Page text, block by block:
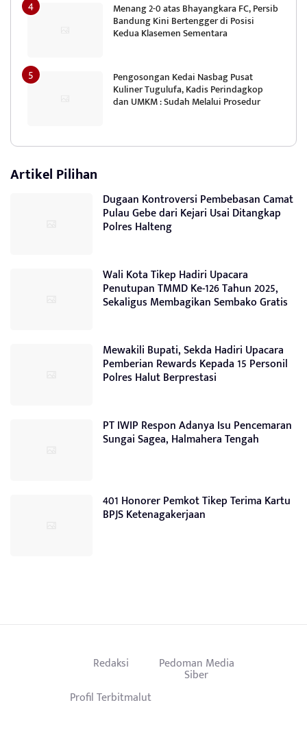
Menang 2-0 atas Bhayangkara FC, Persib
Bandung Kini Bertengger di Posisi
Kedua Klasemen Sementara
Pengosongan Kedai Nasbag Pusat
Kuliner Tugulufa, Kadis Perindagkop
dan UMKM : Sudah Melalui Prosedur
Artikel Pilihan
Dugaan Kontroversi Pembebasan Camat
Pulau Gebe dari Kejari Usai Ditangkap
Polres Halteng
Wali Kota Tikep Hadiri Upacara
Penutupan TMMD Ke-126 Tahun 2025,
Sekaligus Membagikan Sembako Gratis
Mewakili Bupati, Sekda Hadiri Upacara
Pemberian Rewards Kepada 15 Personil
Polres Halut Berprestasi
PT IWIP Respon Adanya Isu Pencemaran
Sungai Sagea, Halmahera Tengah
401 Honorer Pemkot Tikep Terima Kartu
BPJS Ketenagakerjaan
Redaksi Pedoman Media
Siber
Profil Terbitmalut